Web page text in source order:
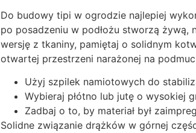
Do budowy tipi w ogrodzie najlepiej
po posadzeniu w podłożu stworzą żywą,
wersję z tkaniny, pamiętaj o solidnym
otwartej przestrzeni narażonej na
Użyj szpilek namiotowych do
Wybieraj płótno lub jutę o wysokiej
Zadbaj o to, by materiał był
Solidne związanie drążków w górnej